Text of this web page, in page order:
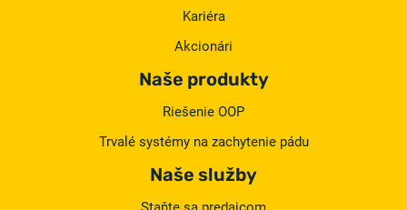
Kariéra
Akcionári
Naše produkty
Riešenie OOP
Trvalé systémy na zachytenie pádu
Naše služby